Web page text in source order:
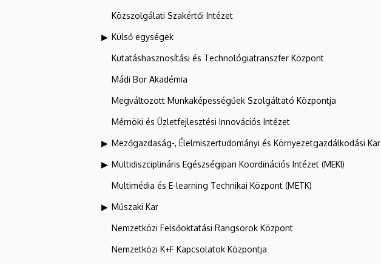
Közszolgálati Szakértői Intézet
Külső egységek
Kutatáshasznosítási és Technológiatranszfer Központ
Mádi Bor Akadémia
Megváltozott Munkaképességűek Szolgáltató Központja
Mérnöki és Üzletfejlesztési Innovációs Intézet
Mezőgazdaság-, Élelmiszertudományi és Környezetgazdálkodási Kar
Multidiszciplináris Egészségipari Koordinációs Intézet (MEKI)
Multimédia és E-learning Technikai Központ (METK)
Műszaki Kar
Nemzetközi Felsőoktatási Rangsorok Központ
Nemzetközi K+F Kapcsolatok Központja